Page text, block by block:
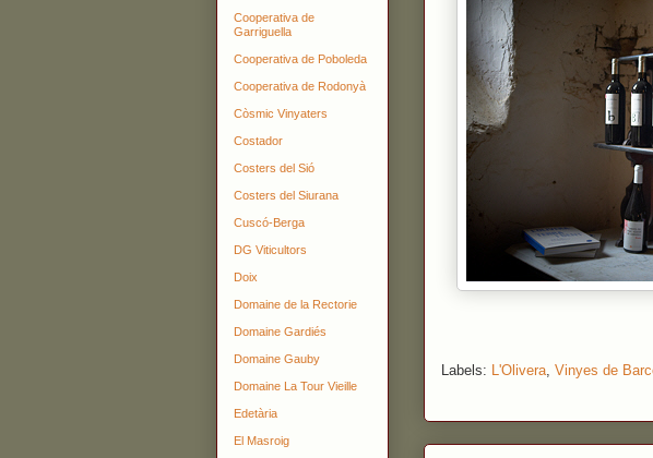
Labels: L'Olivera Vinyes de
Cooperativa de
Garriguella
Cooperativa de Poboleda
Cooperativa de Rodonyà
Còsmic Vinyaters
Costador
Costers del Sió
Costers del Siurana
Cuscó-Berga
DG Viticultors
Doix
Domaine de la Rectorie
Domaine Gardiés
Domaine Gauby
Domaine La Tour Vieille
Edetària
El Masroig